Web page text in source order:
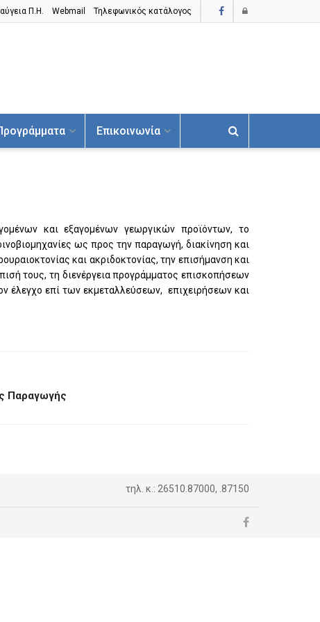
Π.H. Webmail Τηλεφωνικός κατάλογος
Επικοινωνία
και εξαγομένων γεωργικών προϊόντων, το
ως προς την παραγωγή, διακίνηση και
και ακριδοκτονίας, την επισήμανση και
τους, τη διενέργεια προγράμματος επισκοπήσεων
έλεγχο επί των εκμεταλλεύσεων, επιχειρήσεων και
Παραγωγής
τηλ. κ.: 26510.87000, .87150